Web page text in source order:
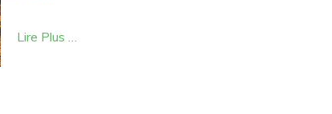
Lire Plus …